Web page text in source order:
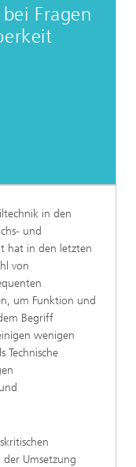
Fragen
in den
und
hat in den letzten
von
um Funktion und
Begriff
wenigen
Technische
der Umsetzung